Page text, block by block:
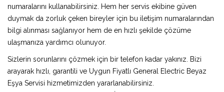
numaralarını kullanabilirsiniz. Hem her servis ekibine güven
duymak da zorluk çeken bireyler için bu iletişim numaralarından
bilgi alınması sağlanıyor hem de en hızlı şekilde çözüme
ulaşmanıza yardımcı olunuyor.
Sizlerin sorunlarını çözmek için bir telefon kadar yakınız. Bizi
arayarak hızlı, garantili ve Uygun Fiyatlı General Electric Beyaz
Eşya Servisi hizmetimizden yararlanabilirsiniz.